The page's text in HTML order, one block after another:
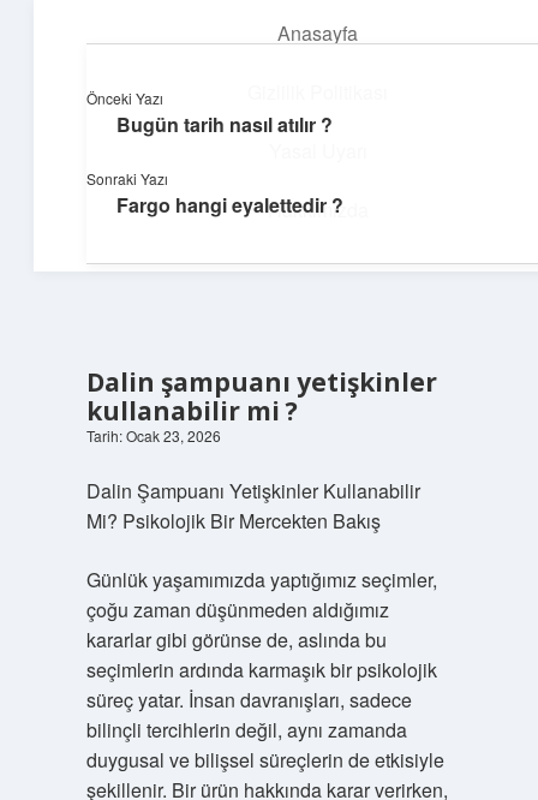
Anasayfa
Hakkımızda
Günlük yaşamdan küçük notlar ve kısa bilgiler.
Dalin şampuanı yetişkinler
kullanabilir mi ?
Tarih: Ocak 23, 2026
Dalin Şampuanı Yetişkinler Kullanabilir
Mi? Psikolojik Bir Mercekten Bakış
Günlük yaşamımızda yaptığımız seçimler,
çoğu zaman düşünmeden aldığımız
kararlar gibi görünse de, aslında bu
seçimlerin ardında karmaşık bir psikolojik
süreç yatar. İnsan davranışları, sadece
bilinçli tercihlerin değil, aynı zamanda
duygusal ve bilişsel süreçlerin de etkisiyle
şekillenir. Bir ürün hakkında karar verirken,
Önceki Yazı
Bugün tarih nasıl atılır ?
Sonraki Yazı
Fargo hangi eyalettedir ?